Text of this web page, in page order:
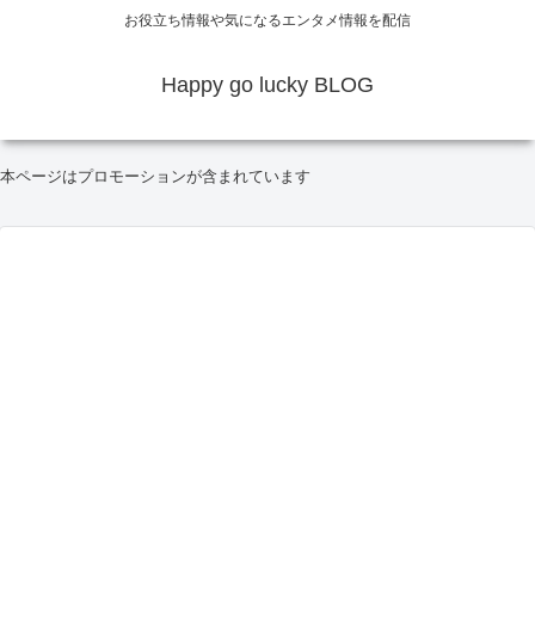
お役立ち情報や気になるエンタメ情報を配信
Happy go lucky BLOG
本ページはプロモーションが含まれています